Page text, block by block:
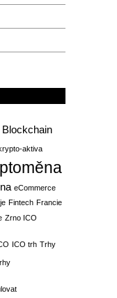
Blockchain
aktiva
eCommerce
Fintech Francie
Zrno ICO
ICO trh Trhy